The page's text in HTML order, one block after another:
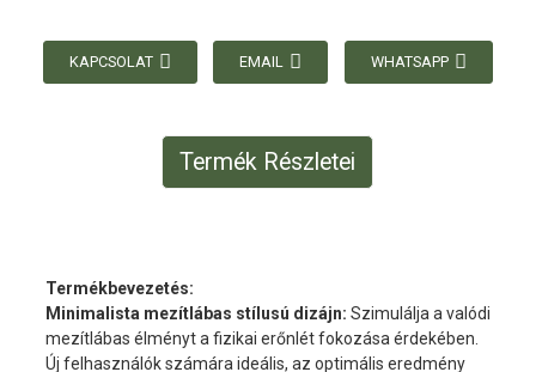
KAPCSOLAT EMAIL WHATSAPP
Termék Részletei
Termékbevezetés:
Minimalista mezítlábas stílusú dizájn: Szimulálja a valódi
mezítlábas élményt a fizikai erőnlét fokozása érdekében.
Új felhasználók számára ideális, az optimális eredmény